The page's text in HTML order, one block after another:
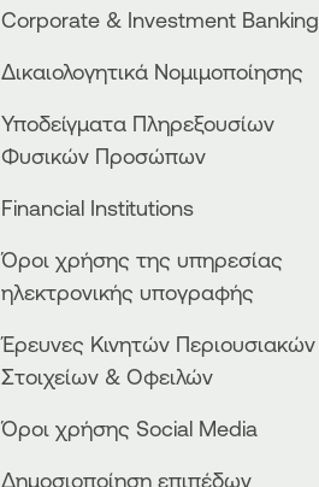
Corporate & Investment Banking
Δικαιολογητικά Νομιμοποίησης
Υποδείγματα Πληρεξουσίων
Φυσικών Προσώπων
Financial Institutions
Όροι χρήσης της υπηρεσίας
ηλεκτρονικής υπογραφής
Έρευνες Κινητών Περιουσιακών
Στοιχείων & Οφειλών
Όροι χρήσης Social Media
Δημοσιοποίηση επιπέδων